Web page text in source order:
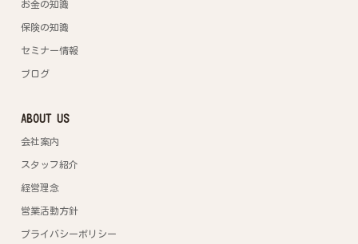
お金の知識
保険の知識
セミナー情報
ブログ
ABOUT US
会社案内
スタッフ紹介
経営理念
営業活動方針
プライバシーポリシー